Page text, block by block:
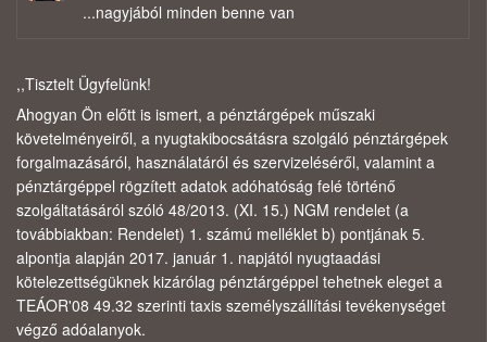
...nagyjából minden benne van
,,Tisztelt Ügyfelünk!
Ahogyan Ön előtt is ismert, a pénztárgépek műszaki
követelményeiről, a nyugtakibocsátásra szolgáló pénztárgépek
forgalmazásáról, használatáról és szervizeléséről, valamint a
pénztárgéppel rögzített adatok adóhatóság felé történő
szolgáltatásáról szóló 48/2013. (XI. 15.) NGM rendelet (a
továbbiakban: Rendelet) 1. számú melléklet b) pontjának 5.
alpontja alapján 2017. január 1. napjától nyugtaadási
kötelezettségüknek kizárólag pénztárgéppel tehetnek eleget a
TEÁOR'08 49.32 szerinti taxis személyszállítási tevékenységet
végző adóalanyok.